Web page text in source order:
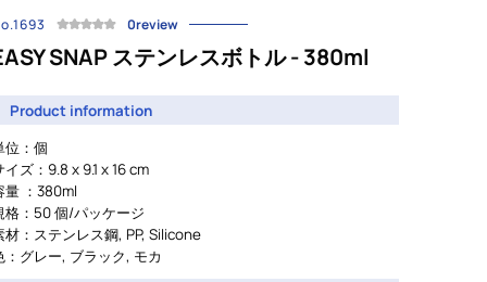
0review
SNAP ステンレスボトル - 380ml
Product information
位：個
イズ：9.8 x 9.1 x 16 cm
量 ：380ml
格：50 個/パッケージ
材：ステンレス鋼, PP, Silicone
：グレー, ブラック, モカ